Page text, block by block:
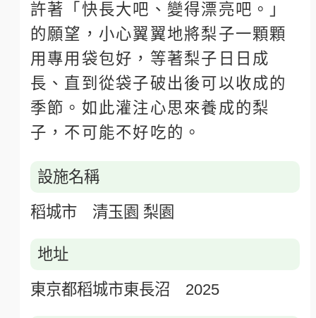
許著「快長大吧、變得漂亮吧。」
的願望，小心翼翼地將梨子一顆顆
用專用袋包好，等著梨子日日成
長、直到從袋子破出後可以收成的
季節。如此灌注心思來養成的梨
子，不可能不好吃的。
設施名稱
稻城市 清玉園 梨園
地址
東京都稻城市東長沼 2025